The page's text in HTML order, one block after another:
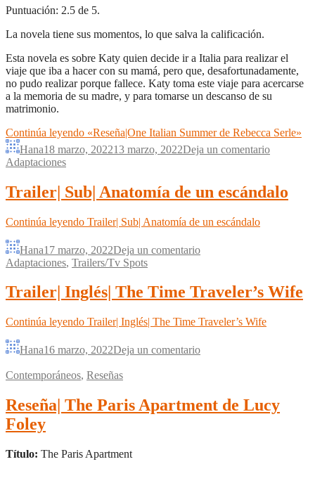
Puntuación: 2.5 de 5.
La novela tiene sus momentos, lo que salva la calificación.
Esta novela es sobre Katy quien decide ir a Italia para realizar el
viaje que iba a hacer con su mamá, pero que, desafortunadamente,
no pudo realizar porque fallece. Katy toma este viaje para acercarse
a la memoria de su madre, y para tomarse un descanso de su
matrimonio.
Continúa leyendo «Reseña|One Italian Summer de Rebecca Serle»
Hana18 marzo, 202213 marzo, 2022Deja un comentario
Adaptaciones
Trailer| Sub| Anatomía de un escándalo
Continúa leyendo Trailer| Sub| Anatomía de un escándalo
Hana17 marzo, 2022Deja un comentario
Adaptaciones, Trailers/Tv Spots
Trailer| Inglés| The Time Traveler’s Wife
Continúa leyendo Trailer| Inglés| The Time Traveler’s Wife
Hana16 marzo, 2022Deja un comentario
Contemporáneos, Reseñas
Reseña| The Paris Apartment de Lucy
Foley
Título: The Paris Apartment